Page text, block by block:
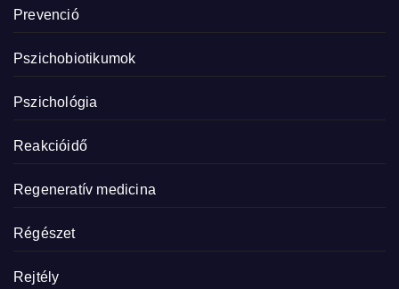
Prevenció
Pszichobiotikumok
Pszichológia
Reakcióidő
Regeneratív medicina
Régészet
Rejtély